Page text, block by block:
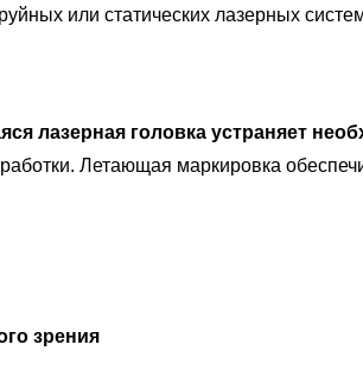
или статических лазерных
лазерная головка устраняет
Летающая маркировка
зрения